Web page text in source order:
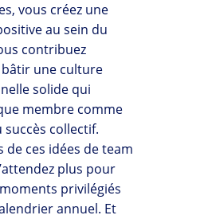
vous créez une
au sein du
contribuez
une culture
solide qui
membre comme
collectif.
de ces idées de team
plus pour
privilégiés
annuel. Et